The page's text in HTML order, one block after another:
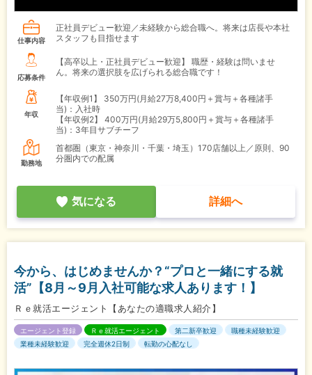
仕事内容
正社員デビュー歓迎／未経験から総合職へ。将来は店長や本社
スタッフも目指せます
応募条件
【高卒以上・正社員デビュー歓迎】 職歴・経験は問いませ
ん。将来の選択肢を広げられる総合職です！
年収
【年収例1】
350万円(月給27万8,400円＋賞与＋各種諸手
当)：入社時
【年収例2】
400万円(月給29万5,800円＋賞与＋各種諸手
当)：3年目サブチーフ
勤務地
首都圏（東京・神奈川・千葉・埼玉）170店舗以上／原則、90
分圏内での配属
気になる 詳細へ
今から、はじめませんか？“プロと一緒にする就
活”【8月～9月入社可能な求人あります！】
Ｒｅ就活エージェント【あなたの適職求人紹介】
エージェント登録 Ｒｅ就活エージェント 第二新卒歓迎
職種未経験歓迎
業種未経験歓迎
完全週休2日制 転勤の心配なし